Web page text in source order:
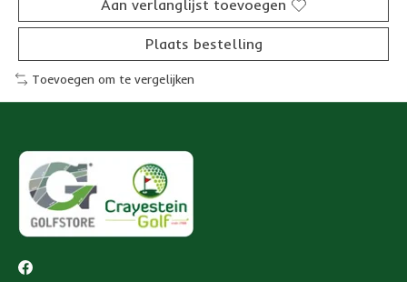
Aan verlanglijst toevoegen
Plaats bestelling
Toevoegen om te vergelijken